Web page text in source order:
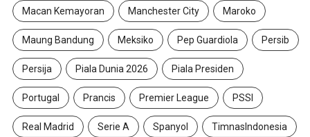
Macan Kemayoran Manchester City Maroko
Maung Bandung Meksiko Pep Guardiola Persib
Persija Piala Dunia 2026 Piala Presiden
Portugal Prancis Premier League PSSI
Real Madrid Serie A Spanyol TimnasIndonesia